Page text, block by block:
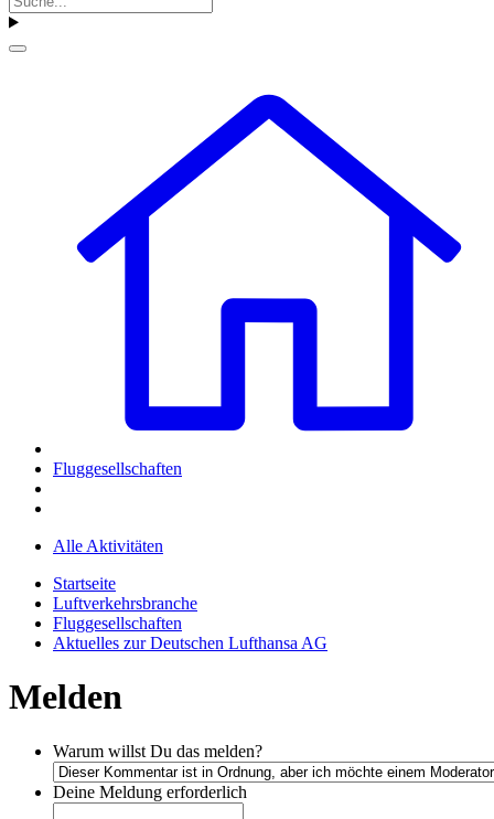
Fluggesellschaften
Alle Aktivitäten
Startseite
Luftverkehrsbranche
Fluggesellschaften
Aktuelles zur Deutschen Lufthansa AG
Melden
Warum willst Du das melden?
Deine Meldung erforderlich